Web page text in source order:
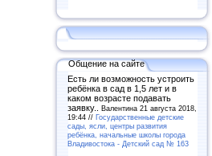
Общение на сайте
Есть ли возможность устроить
ребёнка в сад в 1,5 лет и в
каком возрасте подавать
заявку.. Валентина 21 августа 2018,
19:44 // Государственные детские
сады, ясли, центры развития
ребёнка, начальные школы города
Владивостока - Детский сад № 163